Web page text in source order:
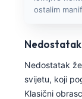
ostalim
Nedostatak
Nedostatak
svijetu, koji
Klasični